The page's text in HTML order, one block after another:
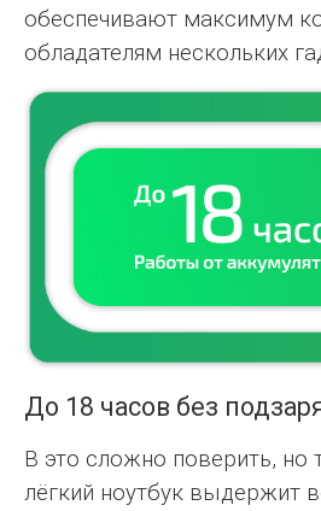
обеспечивают максимум
обладателям нескольких
До 18 часов без
В это сложно поверить, но
лёгкий ноутбук выдержит